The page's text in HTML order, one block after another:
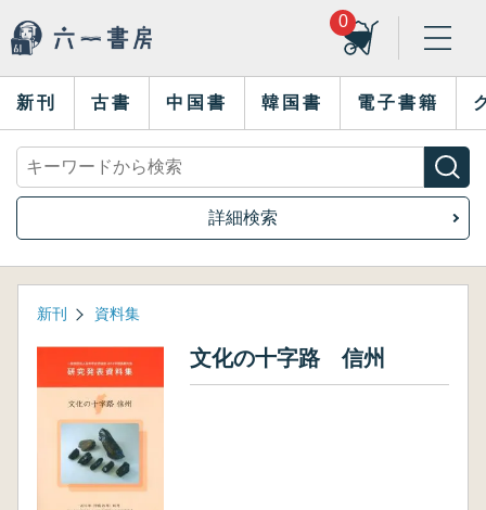
0
新刊 古書 中国書 韓国書 電子書籍
詳細検索
新刊 資料集
文化の十字路 信州